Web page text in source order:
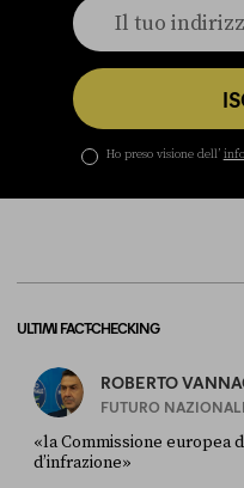
Ho preso visione dell’
ULTIMI FACT-CHECKING
ROBERTO
FUTURO
«la Commissione europea
d’infrazione»